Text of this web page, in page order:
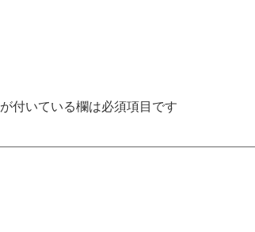
が付いている欄は必須項目です